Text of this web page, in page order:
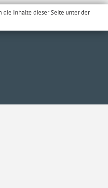
die Inhalte dieser Seite unter der